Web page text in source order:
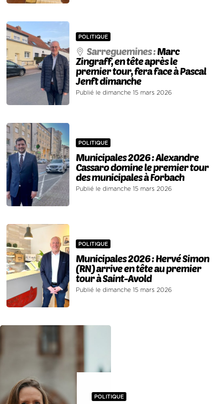
POLITIQUE
Sarreguemines :Marc
Zingraff, en tête après le
premier tour, fera face à Pascal
Jenft dimanche
Publié le dimanche 15 mars 2026
POLITIQUE
Municipales 2026 : Alexandre
Cassaro domine le premier tour
des municipales à Forbach
Publié le dimanche 15 mars 2026
POLITIQUE
Municipales 2026 : Hervé Simon
(RN) arrive en tête au premier
tour à Saint-Avold
Publié le dimanche 15 mars 2026
POLITIQUE